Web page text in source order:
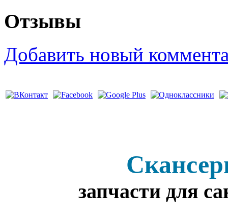
Отзывы
Добавить новый
запчасти для